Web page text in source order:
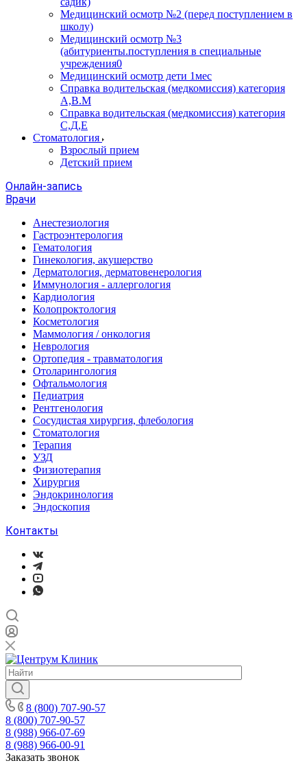
Медицинский осмотр №2 (перед поступлением в
школу)
Медицинский осмотр №3
(абитуриенты.поступления в специальные
учреждения0
Медицинский осмотр дети 1мес
Справка водительская (медкомиссия) категория
А,В.М
Справка водительская (медкомиссия) категория
С,Д,Е
Стоматология
Взрослый прием
Детский прием
Онлайн-запись
Врачи
Анестезиология
Гастроэнтерология
Гематология
Гинекология, акушерство
Дерматология, дерматовенерология
Иммунология - аллергология
Кардиология
Колопроктология
Косметология
Маммология / онкология
Неврология
Ортопедия - травматология
Отоларингология
Офтальмология
Педиатрия
Рентгенология
Сосудистая хирургия, флебология
Стоматология
Терапия
УЗД
Физиотерапия
Хирургия
Эндокринология
Эндоскопия
Контакты
8 (800) 707-90-57
8 (800) 707-90-57
8 (988) 966-07-69
8 (988) 966-00-91
Заказать звонок